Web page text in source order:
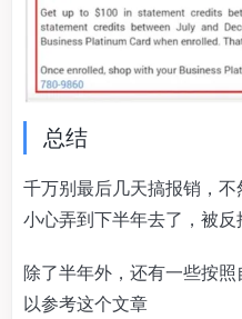
总结
千万别最后几天搞报销，
小心弄到下半年去了，被
除了半年外，还有一些按
以参考这个文章